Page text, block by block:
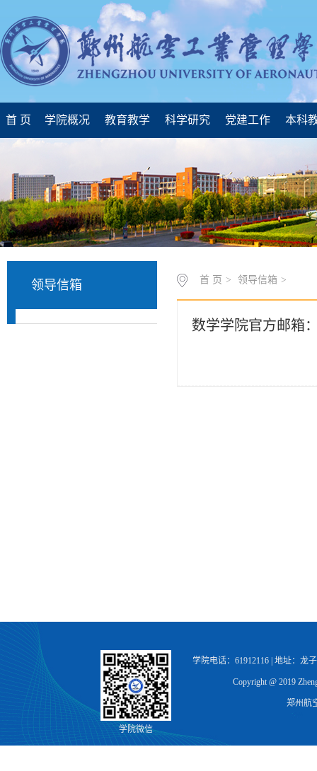
首 页 学院概况 教育教学 科学研究 党建工作 本科
领导信箱 首 页 > 领导信箱 >
数学学院官方邮箱
学院微信
学院电话：61912116 | 地址：龙
Copyright @ 2019
郑州航